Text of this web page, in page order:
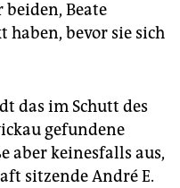
Beate
haben, bevor sie sich
das im Schutt des
gefundene
aber keinesfalls aus,
sitzende André E.